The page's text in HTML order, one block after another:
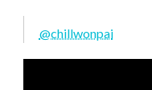
@chillwonpai